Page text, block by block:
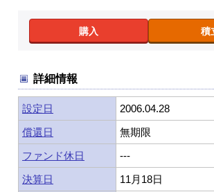
購入 積
詳細情報
設定日
2006.04.28
償還日
無期限
ファンド休日
---
決算日
11月18日